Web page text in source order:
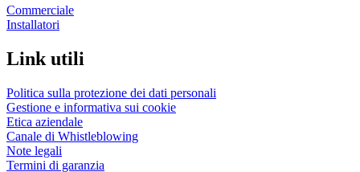
Commerciale
Installatori
Link utili
Politica sulla protezione dei dati personali
Gestione e informativa sui cookie
Etica aziendale
Canale di Whistleblowing
Note legali
Termini di garanzia